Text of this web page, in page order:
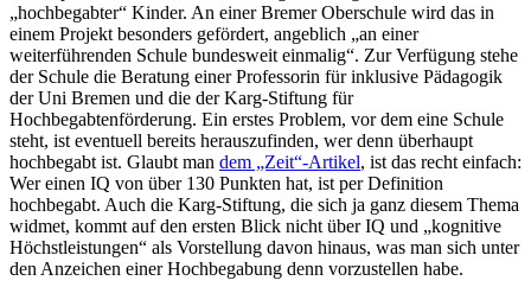
„hochbegabter“ Kinder. An einer Bremer Oberschule wird das in
einem Projekt besonders gefördert, angeblich „an einer
weiterführenden Schule bundesweit einmalig“. Zur Verfügung stehe
der Schule die Beratung einer Professorin für inklusive Pädagogik
der Uni Bremen und die derKarg-Stiftung für
Hochbegabtenförderung. Ein erstes Problem, vor dem eine Schule
steht, ist eventuell bereits herauszufinden, wer denn überhaupt
hochbegabt ist. Glaubt man dem „Zeit“-Artikel, ist das recht einfach:
Wer einen IQ von über 130 Punkten hat, ist per Definition
hochbegabt. Auch die Karg-Stiftung, die sich ja ganz diesem Thema
widmet, kommt auf den ersten Blick nicht über IQ und „kogni­tive
Höchstleistungen“ als Vorstellung davon hinaus, was man sich unter
den Anzeichen einer Hochbega­bung denn vorzustellen habe.